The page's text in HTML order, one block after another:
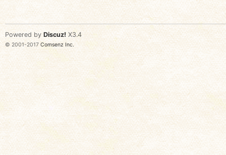
Powered by Discuz! X3.4
© 2001-2017 Comsenz Inc.